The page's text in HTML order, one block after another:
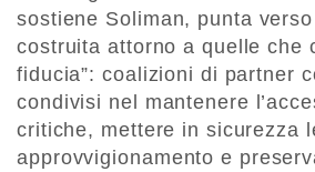
sostiene Soliman, punta
costruita attorno a quelle che
fiducia”: coalizioni di partner
condivisi nel mantenere
critiche, mettere in sicurezza
approvvigionamento e